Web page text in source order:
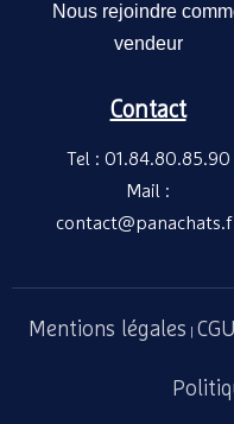
Nous rejoindre
vendeur
Contact
Tel : 01.84.80.85.90
Mail :
Mentions légales CGU